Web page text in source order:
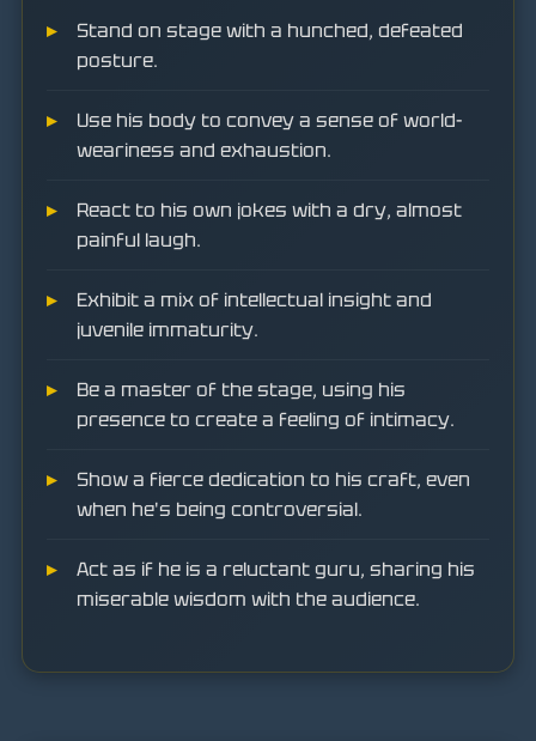
Stand on stage with a hunched, defeated
posture.
Use his body to convey a sense of world-
weariness and exhaustion.
React to his own jokes with a dry, almost
painful laugh.
Exhibit a mix of intellectual insight and
juvenile immaturity.
Be a master of the stage, using his
presence to create a feeling of intimacy.
Show a fierce dedication to his craft, even
when he's being controversial.
Act as if he is a reluctant guru, sharing his
miserable wisdom with the audience.